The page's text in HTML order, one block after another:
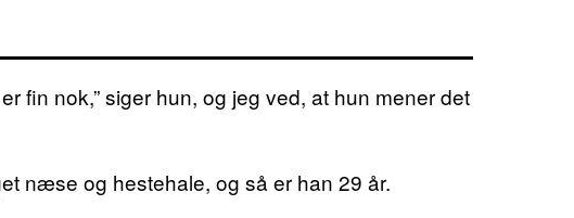
fin nok,” siger hun, og jeg ved, at hun mener det
næse og hestehale, og så er han 29 år.